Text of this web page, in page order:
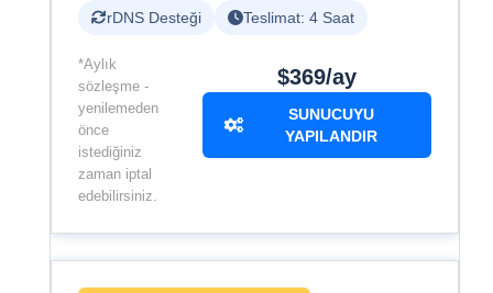
rDNS Desteği
Teslimat: 4 Saat
*Aylık
sözleşme -
yenilemeden
önce
istediğiniz
zaman iptal
edebilirsiniz.
$369/ay
SUNUCUYU
YAPILANDIR